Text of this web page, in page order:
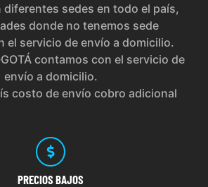
sedes en todo el país,
donde no tenemos sede
el servicio de envío a domicilio.
contamos con el servicio de
envío a domicilio.
costo de envío cobro adicional
PRECIOS BAJOS